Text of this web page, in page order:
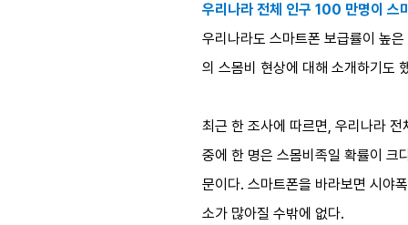
우리나라 전체 인구 100 만명이 스
우리나라도 스마트폰 보급률이 높
의 스몸비 현상에 대해 소개하기도
최근 한 조사에 따르면, 우리나라
중에 한 명은 스몸비족일 확률이 크
문이다. 스마트폰을 바라보면 시야
소가 많아질 수밖에 없다.